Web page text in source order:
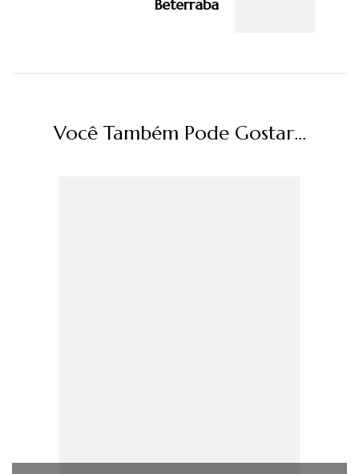
Beterraba
Você Também Pode Gostar...